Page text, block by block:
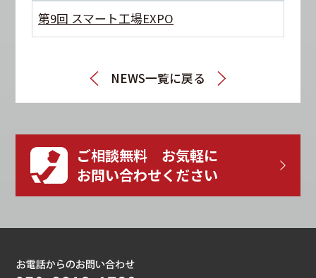
第9回 スマート工場EXPO
NEWS一覧に戻る
ご相談無料 お気軽に
お問い合わせください